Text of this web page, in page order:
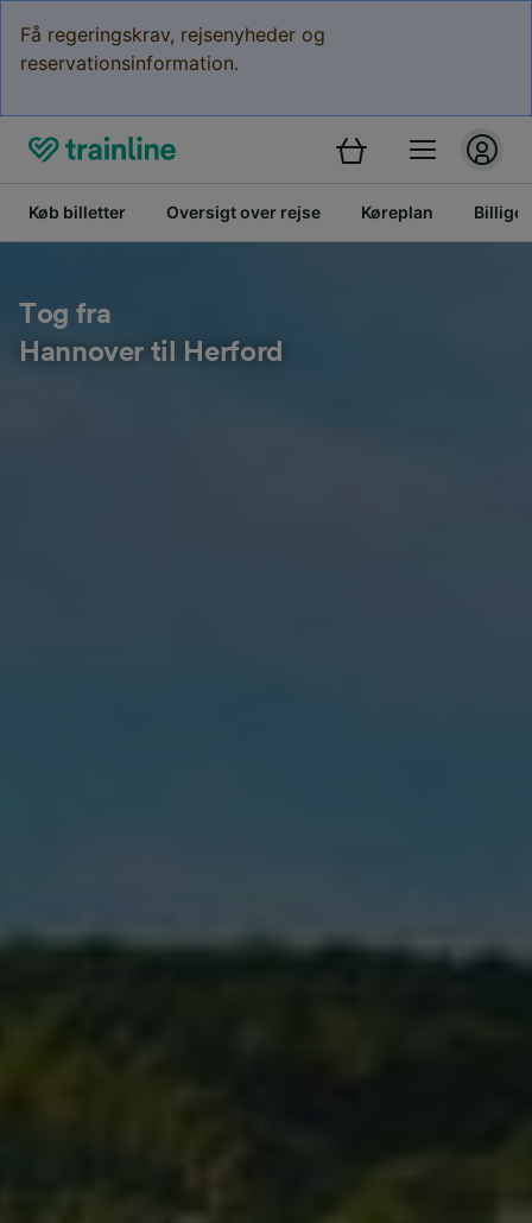
Få regeringskrav, rejsenyheder og
reservationsinformation.
Køb billetter Oversigt over rejse Køreplan Billige
Tog fra
Hannover til Herford